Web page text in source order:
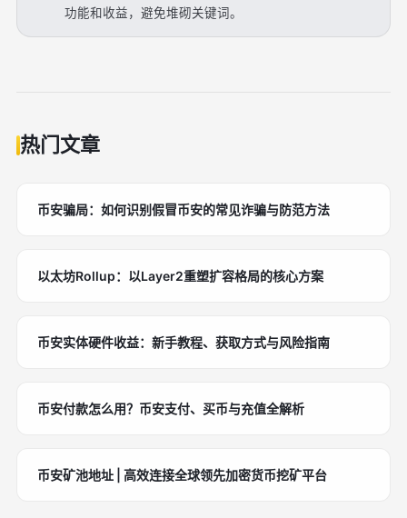
功能和收益，避免堆砌关键词。
热门文章
币安骗局：如何识别假冒币安的常见诈骗与防范方法
以太坊Rollup：以Layer2重塑扩容格局的核心方案
币安实体硬件收益：新手教程、获取方式与风险指南
币安付款怎么用？币安支付、买币与充值全解析
币安矿池地址 | 高效连接全球领先加密货币挖矿平台